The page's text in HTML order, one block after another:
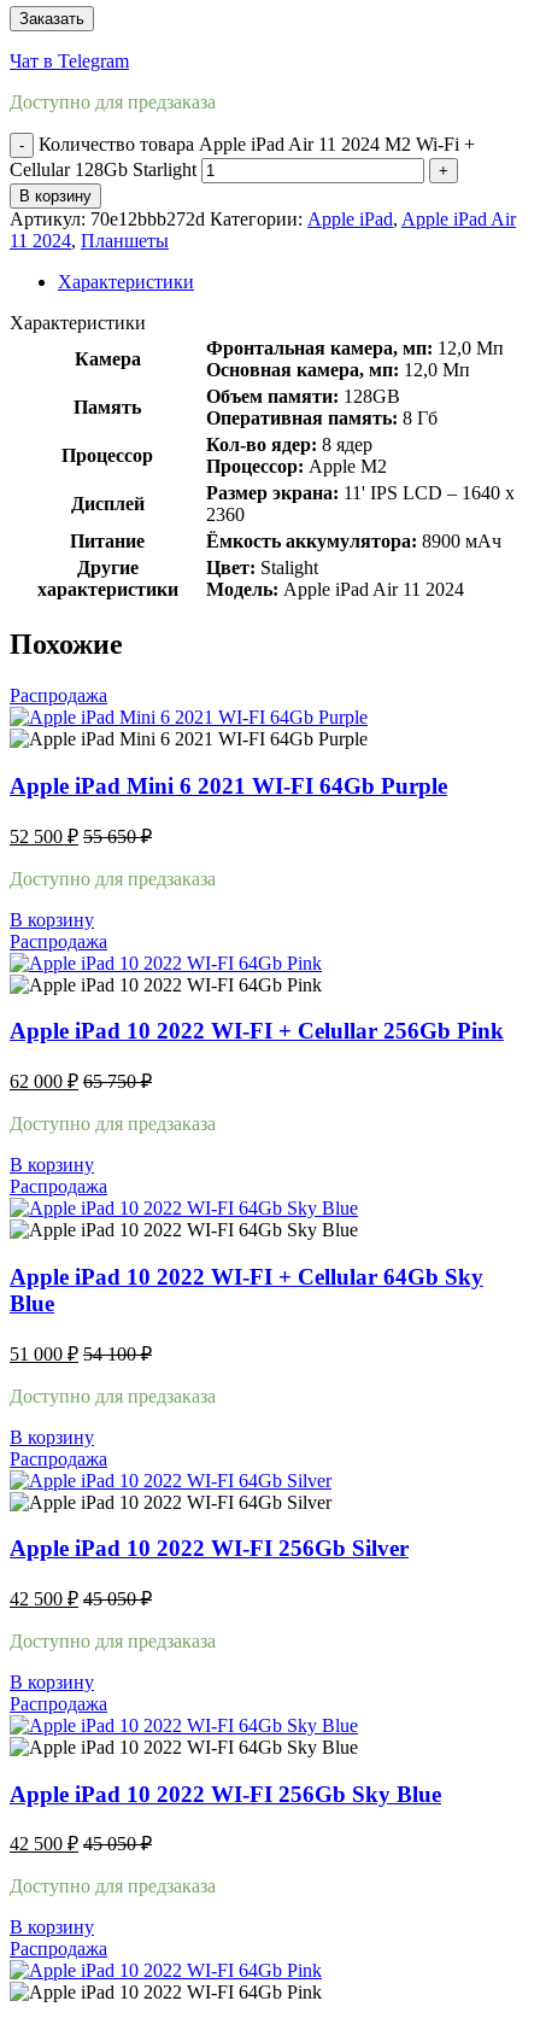
Чат в Telegram
Доступно для предзаказа
Количество товара Apple iPad Air 11 2024 M2 Wi-Fi +
Cellular 128Gb Starlight
В корзину
Артикул: 70e12bbb272d Категории: Apple iPad, Apple iPad Air
11 2024, Планшеты
Характеристики
Характеристики
Камера
Фронтальная камера, мп: 12,0 Мп
Основная камера, мп: 12,0 Мп
Память
Объем памяти: 128GB
Оперативная память: 8 Гб
Процессор
Кол-во ядер: 8 ядер
Процессор: Apple M2
Дисплей
Размер экрана: 11' IPS LCD – 1640 x
2360
Питание
Ёмкость аккумулятора: 8900 мАч
Другие
характеристики
Цвет: Stalight
Модель: Apple iPad Air 11 2024
Похожие
Распродажа
Apple iPad Mini 6 2021 WI-FI 64Gb Purple
52 500 ₽ 55 650₽
Доступно для предзаказа
В корзину
Распродажа
Apple iPad 10 2022 WI-FI + Celullar 256Gb Pink
62 000 ₽ 65 750₽
Доступно для предзаказа
В корзину
Распродажа
Apple iPad 10 2022 WI-FI + Cellular 64Gb Sky
Blue
51 000 ₽ 54 100₽
Доступно для предзаказа
В корзину
Распродажа
Apple iPad 10 2022 WI-FI 256Gb Silver
42 500 ₽ 45 050₽
Доступно для предзаказа
В корзину
Распродажа
Apple iPad 10 2022 WI-FI 256Gb Sky Blue
42 500 ₽ 45 050₽
Доступно для предзаказа
В корзину
Распродажа